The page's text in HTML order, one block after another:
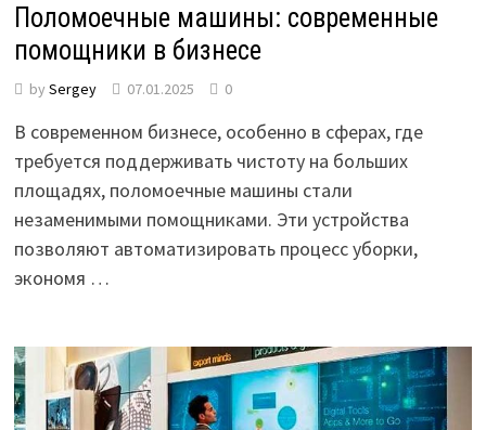
Поломоечные машины: современные
помощники в бизнесе
by Sergey 07.01.2025 0
В современном бизнесе, особенно в сферах, где
требуется поддерживать чистоту на больших
площадях, поломоечные машины стали
незаменимыми помощниками. Эти устройства
позволяют автоматизировать процесс уборки,
экономя …